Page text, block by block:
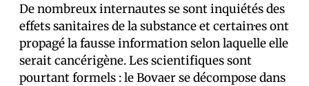
De nombreux internautes se sont inquiétés des
effets sanitaires de la substance et certain·es ont
propagé la fausse information selon laquelle elle
serait cancérigène. Les scientifiques sont
pourtant formels : le Bovaer se décompose dans